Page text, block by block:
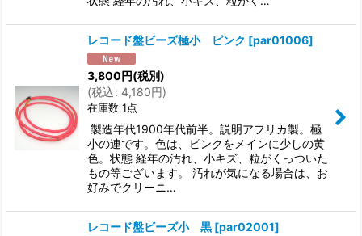
レコード盤ビーズ極小 ピンク [par01006]
3,800円(税別)
(税込: 4,180円)
在庫数 1点
製造年代1900年代前半。説明アフリカ製。極
小の連です。色は、ピンクをメインに少しの黄
色。状態 経年の汚れ、小キズ、粒がくっついた
もの等ございます。 汚れが気になる場合は、お
好みでクリーニ…
レコード盤ビーズ小 黒 [par02001]